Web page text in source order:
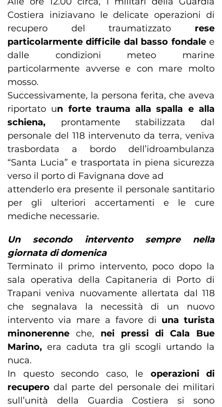
Costiera iniziavano le delicate operazioni di
recupero del traumatizzato rese
particolarmente difficile dal basso fondalee
dalle condizioni meteo marine
particolarmente avverse e con mare molto
mosso.
Successivamente, la persona ferita, che aveva
riportato un forte trauma alla spalla e alla
schiena, prontamente stabilizzata dal
personale del 118 intervenuto da terra, veniva
trasbordata a bordo dell’idroambulanza
“Santa Lucia” e trasportata in piena sicurezza
verso il porto di Favignana dove ad
attenderlo era presente il personale santitario
per gli ulteriori accertamenti e le cure
mediche necessarie.
Un secondo intervento sempre nella
giornata di domenica
Terminato il primo intervento, poco dopo la
sala operativa della Capitaneria di Porto di
Trapani veniva nuovamente allertata dal 118
che segnalava la necessità di un nuovo
intervento via mare a favore di una turista
minonerenne che, nei pressi di Cala Bue
Marino, era caduta tra gli scogli urtando la
nuca.
In questo secondo caso, le operazioni di
recupero dal parte del personale dei militari
sull’unità della Guardia Costiera si sono